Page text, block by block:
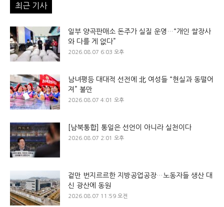
최근 기사
일부 양곡판매소 돈주가 실질 운영…“개인 쌀장사
와 다를 게 없다”
2026.08.07 6:03 오후
남녀평등 대대적 선전에 北 여성들 “현실과 동떨어
져” 불만
2026.08.07 4:01 오후
[남북통합] 통일은 선언이 아니라 실천이다
2026.08.07 2:01 오후
겉만 번지르르한 지방공업공장…노동자들 생산 대
신 광산에 동원
2026.08.07 11:59 오전